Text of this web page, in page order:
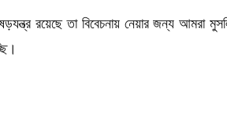
রয়েছে তা বিবেচনায় নেয়ার জন্য আমরা